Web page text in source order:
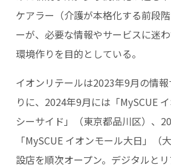
ケアラー（介護が本格化する前段
ーが、必要な情報やサービスに迷
環境作りを目的としている。
イオンリテールは2023年9月の情
りに、2024年9月には「MySCUE
シーサイド」（東京都品川区）、
「MySCUE イオンモール大日」（
設店を順次オープン。デジタルと